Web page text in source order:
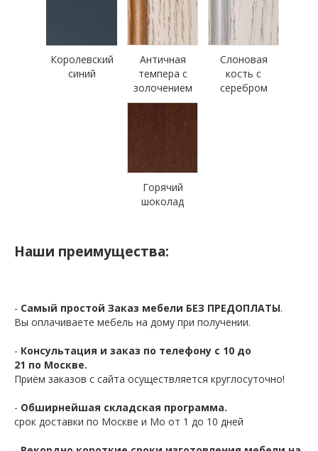
Королевский
синий
Античная
темпера с
золочением
Слоновая
кость с
серебром
Горячий
шоколад
Наши преимущества:
- Самый простой Заказ мебели БЕЗ ПРЕДОПЛАТЫ.
Вы оплачиваете мебель на дому при получении.
- Консультация и заказ по телефону с 10 до
21 по Москве.
Приём заказов с сайта осуществляется круглосуточно!
- Обширнейшая складская программа.
срок доставки по Москве и Мо от 1 до 10 дней